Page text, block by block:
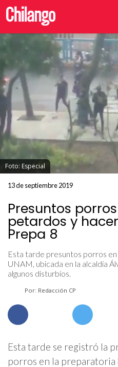
Foto: Especial
13 de septiembre 2019
Presuntos
petardos y
Prepa 8
Esta tarde presuntos porros
UNAM, ubicada en la alcaldía
algunos disturbios.
Por: Redacción CP
Esta tarde se registró la
porros en la preparatoria